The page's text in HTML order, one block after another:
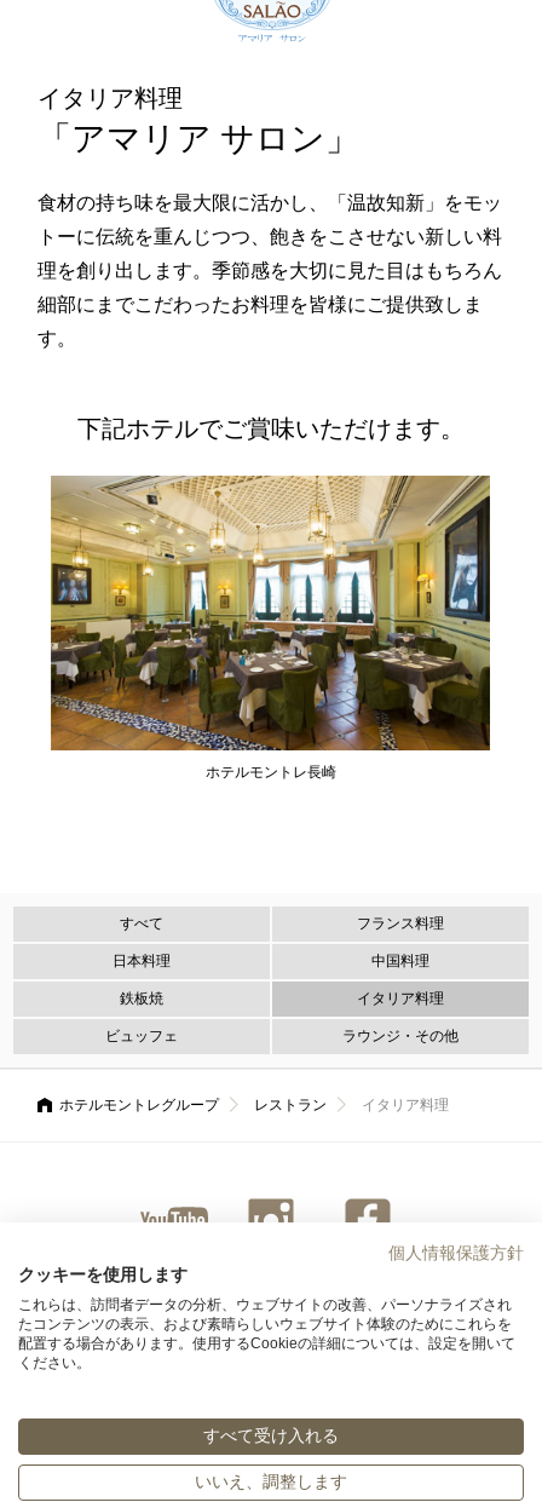
イタリア料理
「アマリア サロン」
食材の持ち味を最大限に活かし、「温故知新」をモッ
トーに伝統を重んじつつ、飽きをこさせない新しい料
理を創り出します。季節感を大切に見た目はもちろん
細部にまでこだわったお料理を皆様にご提供致しま
す。
下記ホテルでご賞味いただけます。
ホテルモントレ長崎
すべて フランス料理
日本料理 中国料理
鉄板焼 イタリア料理
ビュッフェ ラウンジ・その他
ホテルモントレグループ レストラン イタリア料理
ユーチ
ューブ
タグラ
ム
ファイ
スブッ
ク
© Hotel Monterey Group All rights reserved.
個人情報保護方針
クッキーを使用します
これらは、訪問者データの分析、ウェブサイトの改善、パーソナライズされ
たコンテンツの表示、および素晴らしいウェブサイト体験のためにこれらを
配置する場合があります。使用するCookieの詳細については、設定を開いて
ください。
すべて受け入れる
いいえ、調整します